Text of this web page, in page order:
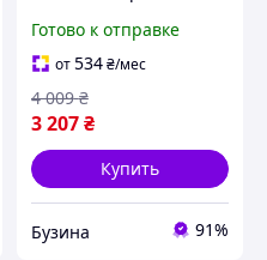
(71_Stripe_sm)
Готово к отправке
от534₴/мес
3 207₴
4 009 ₴
Купить
Бузина 91%